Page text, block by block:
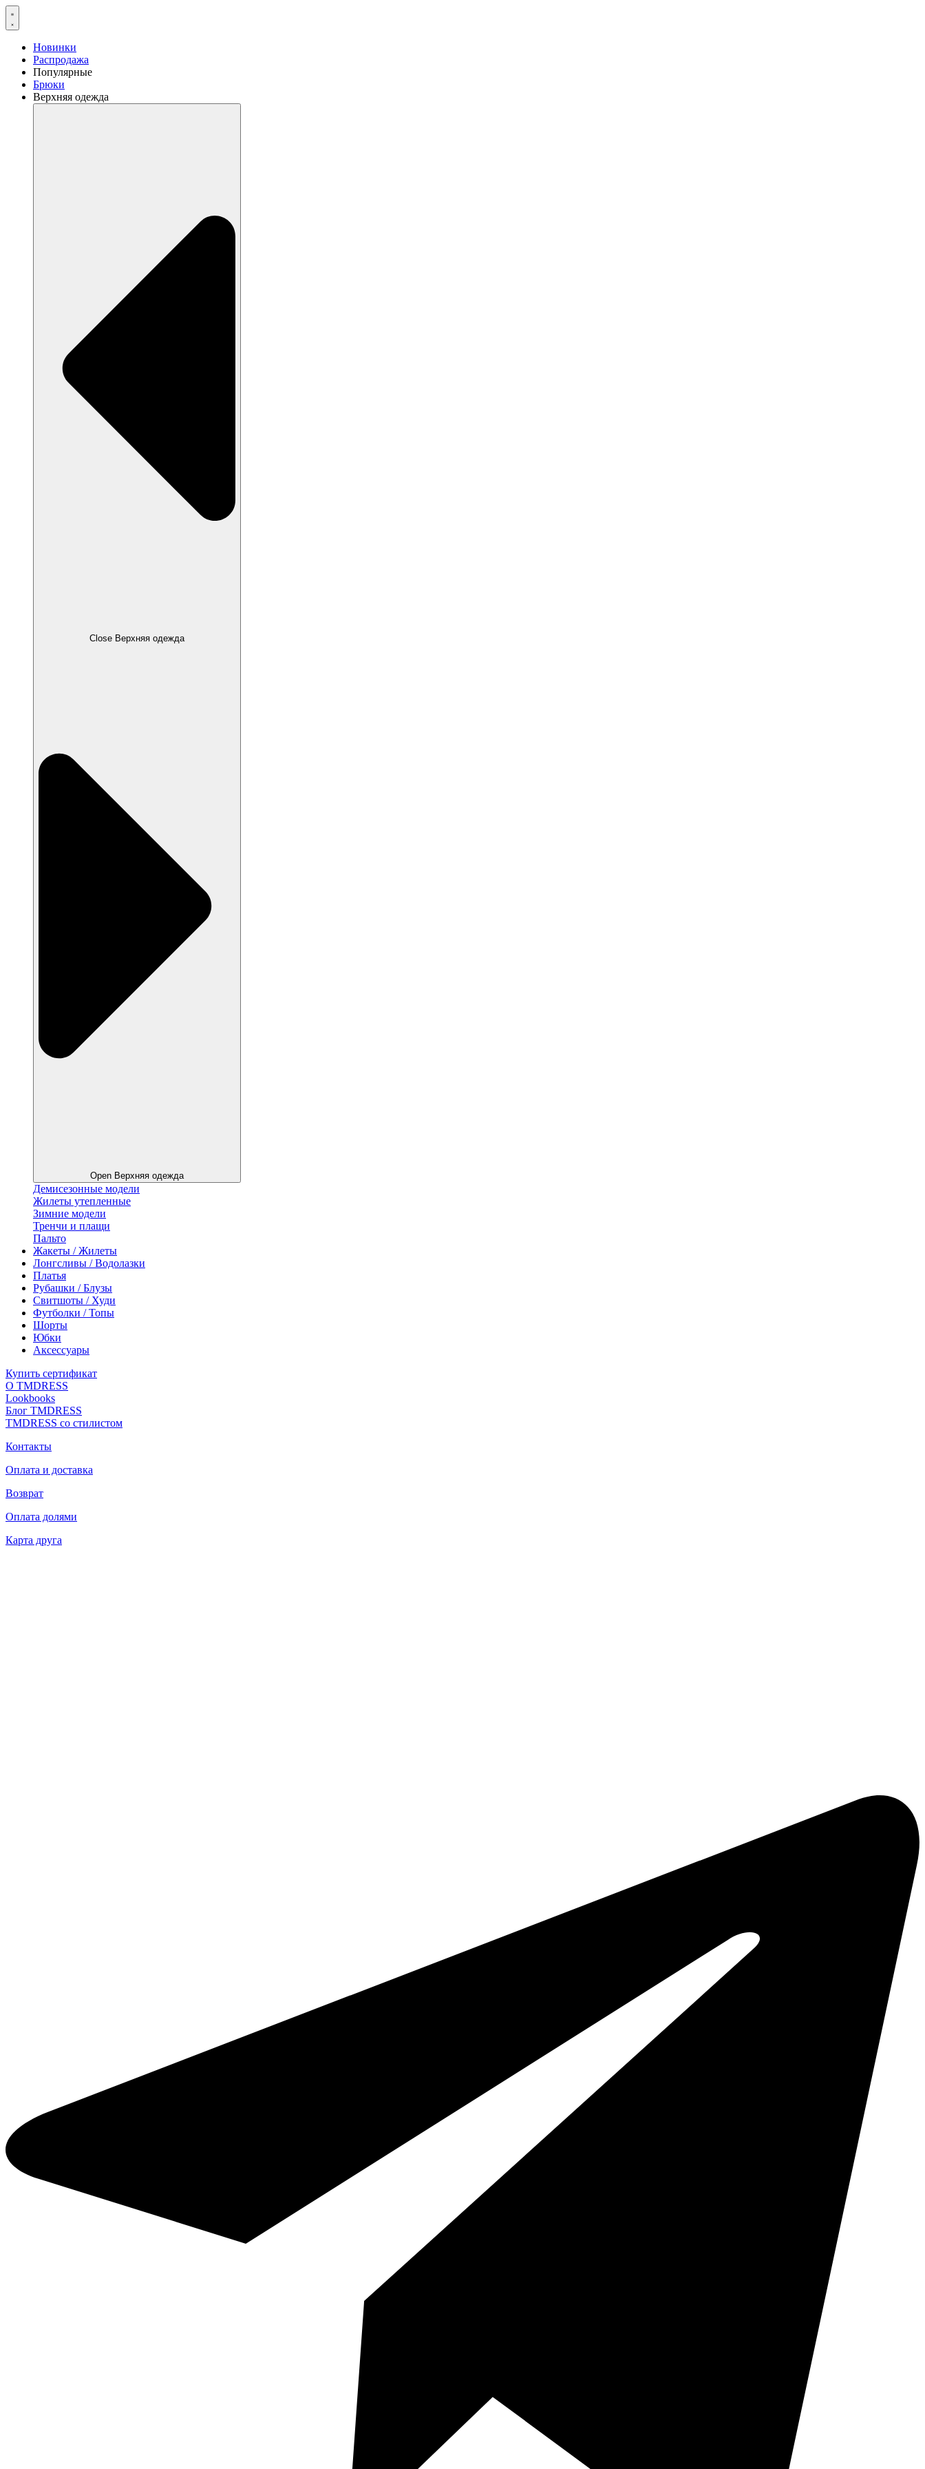
Перейти
Новинки
Распродажа
Популярные
Брюки
Верхняя одежда
Close Верхняя одежда
Open Верхняя одежда
Демисезонные модели
Жилеты утепленные
Зимние модели
Тренчи и плащи
Пальто
Жакеты / Жилеты
Лонгсливы / Водолазки
Платья
Рубашки / Блузы
Свитшоты / Худи
Футболки / Топы
Шорты
Юбки
Аксессуары
Купить сертификат
О TMDRESS
Lookbooks
Блог TMDRESS
TMDRESS со стилистом
Контакты
Оплата и доставка
Возврат
Оплата долями
Карта друга